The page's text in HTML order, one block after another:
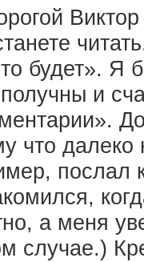
будет». Я
и
что
послал
а меня
случае.)